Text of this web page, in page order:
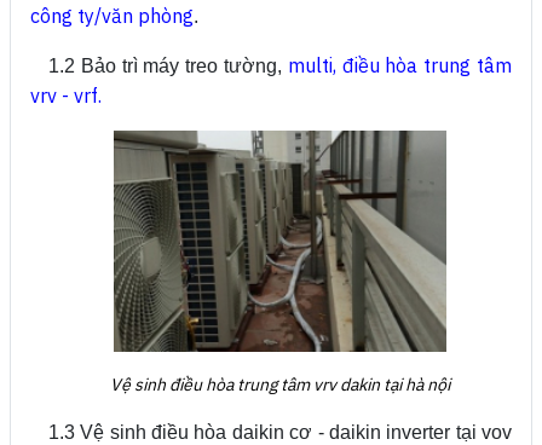
công ty/văn phòng.
1.2 Bảo trì máy treo tường, multi, điều hòa trung tâm
vrv - vrf.
Vệ sinh điều hòa trung tâm vrv dakin tại hà nội
1.3 Vệ sinh điều hòa daikin cơ - daikin inverter tại vov